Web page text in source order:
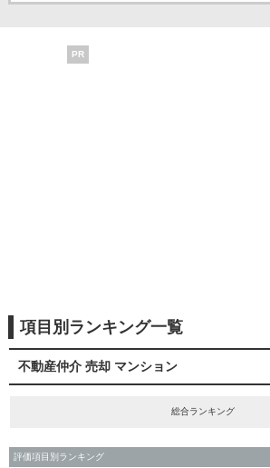
PR
項目別ランキング一覧
不動産仲介 売却 マンション
総合ランキング
評価項目別ランキング